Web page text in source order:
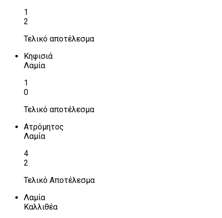
1
2
Τελικό αποτέλεσμα
Κηφισιά
Λαμία
1
0
Τελικό αποτέλεσμα
Ατρόμητος
Λαμία
4
2
Τελικό Αποτέλεσμα
Λαμία
Καλλιθέα